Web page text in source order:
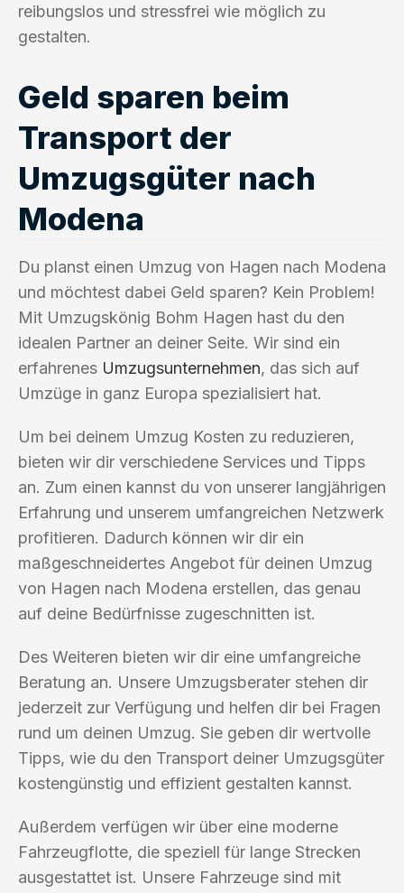
reibungslos und stressfrei wie möglich zu
gestalten.
Geld sparen beim
Transport der
Umzugsgüter nach
Modena
Du planst einen Umzug von Hagen nach Modena
und möchtest dabei Geld sparen? Kein Problem!
Mit Umzugskönig Bohm Hagen hast du den
idealen Partner an deiner Seite. Wir sind ein
erfahrenes Umzugsunternehmen, das sich auf
Umzüge in ganz Europa spezialisiert hat.
Um bei deinem Umzug Kosten zu reduzieren,
bieten wir dir verschiedene Services und Tipps
an. Zum einen kannst du von unserer langjährigen
Erfahrung und unserem umfangreichen Netzwerk
profitieren. Dadurch können wir dir ein
maßgeschneidertes Angebot für deinen Umzug
von Hagen nach Modena erstellen, das genau
auf deine Bedürfnisse zugeschnitten ist.
Des Weiteren bieten wir dir eine umfangreiche
Beratung an. Unsere Umzugsberater stehen dir
jederzeit zur Verfügung und helfen dir bei Fragen
rund um deinen Umzug. Sie geben dir wertvolle
Tipps, wie du den Transport deiner Umzugsgüter
kostengünstig und effizient gestalten kannst.
Außerdem verfügen wir über eine moderne
Fahrzeugflotte, die speziell für lange Strecken
ausgestattet ist. Unsere Fahrzeuge sind mit